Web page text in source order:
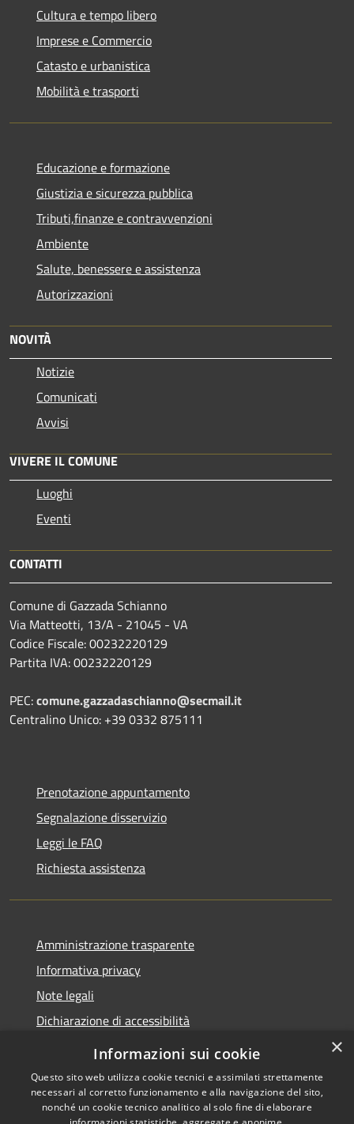
Cultura e tempo libero
Imprese e Commercio
Catasto e urbanistica
Mobilità e trasporti
Educazione e formazione
Giustizia e sicurezza pubblica
Tributi,finanze e contravvenzioni
Ambiente
Salute, benessere e assistenza
Autorizzazioni
NOVITÀ
Notizie
Comunicati
Avvisi
VIVERE IL COMUNE
Luoghi
Eventi
CONTATTI
Comune di Gazzada Schianno
Via Matteotti, 13/A - 21045 - VA
Codice Fiscale: 00232220129
Partita IVA: 00232220129
PEC:comune.gazzadaschianno@secmail.it
Centralino Unico: +39 0332 875111
Prenotazione appuntamento
Segnalazione disservizio
Leggi le FAQ
Richiesta assistenza
Amministrazione trasparente
Informativa privacy
Note legali
Dichiarazione di accessibilità
RSS
Accessibilità
Copyright © 2026 • Comune di
Gazzada Schianno • Powered
×
Informazioni sui cookie
Questo sito web utilizza cookie tecnici e assimilati strettamente
necessari al corretto funzionamento e alla navigazione del sito,
nonché un cookie tecnico analitico al solo fine di elaborare